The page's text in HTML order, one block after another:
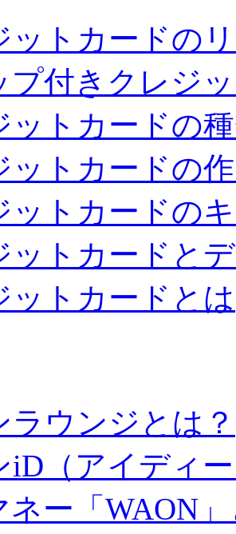
ットカードの
プ付きクレジ
ットカードの
ットカードの
ットカードの
ットカードと
ットカードとは
ラウンジとは？
iD（アイディ
ネー「WAON